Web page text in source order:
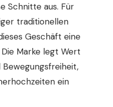
Schnitte aus. Für
traditionellen
Geschäft eine
Marke legt Wert
ein